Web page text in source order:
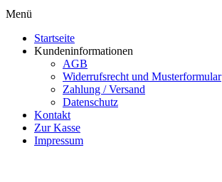
Menü
Startseite
Kundeninformationen
AGB
Widerrufsrecht und Musterformular
Zahlung / Versand
Datenschutz
Kontakt
Zur Kasse
Impressum